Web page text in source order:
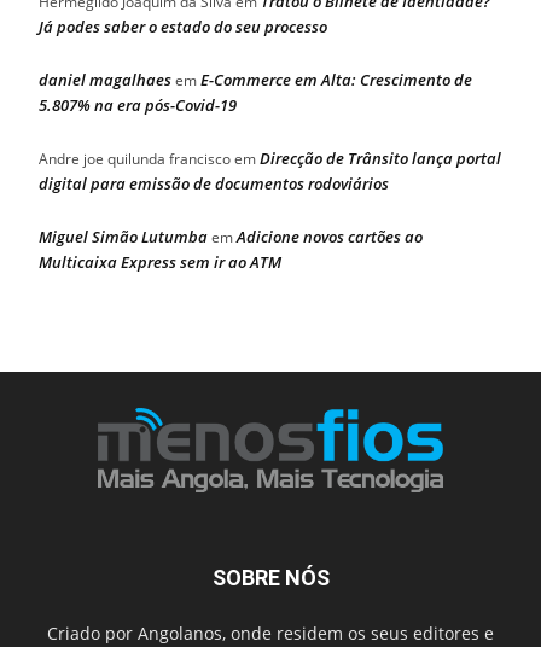
Já podes saber o estado do seu processo
daniel magalhaesemE-Commerce em Alta: Crescimento de
5.807% na era pós-Covid-19
Andre joe quilunda franciscoemDirecção de Trânsito lança portal
digital para emissão de documentos rodoviários
Miguel Simão LutumbaemAdicione novos cartões ao
Multicaixa Express sem ir ao ATM
SOBRE NÓS
Criado por Angolanos, onde residem os seus editores e